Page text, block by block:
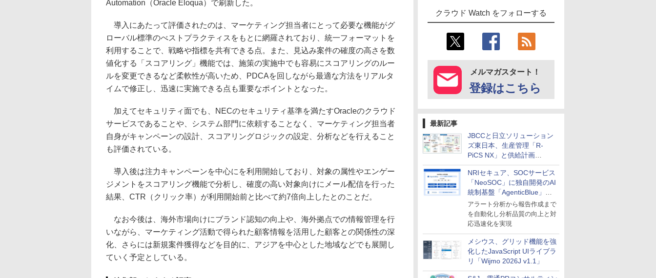
クラウド Watch をフォローする
メルマガスタート！
登録はこちら
最新記事
JBCCと日立ソリューション
ズ東日本、生産管理「R-
PiCS NX」と供給計画
「scSQUARE ISP」の連携サ
ービスを提供開始
NRIセキュア、SOCサービス
「NeoSOC」に独自開発のAI
統制基盤「AgenticBlue」を
導入
アラート分析から報告作成まで
を自動化し分析品質の向上と対
応迅速化を実現
メシウス、グリッド機能を強
化したJavaScript UIライブラ
リ「Wijmo 2026J v1.1」
Automation（Oracle Eloqua）で刷新した。
導入にあたって評価されたのは、マーケティング担当者にとって必要な機能がグ
ローバル標準のべストプラクティスをもとに網羅されており、統一フォーマットを
利用することで、戦略や指標を共有できる点。また、見込み案件の確度の高さを数
値化する「スコアリング」機能では、施策の実施中でも容易にスコアリングのルー
ルを変更できるなど柔軟性が高いため、PDCAを回しながら最適な方法をリアルタ
イムで修正し、迅速に実施できる点も重要なポイントとなった。
加えてセキュリティ面でも、NECのセキュリティ基準を満たすOracleのクラウド
サービスであることや、システム部門に依頼することなく、マーケティング担当者
自身がキャンペーンの設計、スコアリングロジックの設定、分析などを行えること
も評価されている。
導入後は注力キャンペーンを中心にを利用開始しており、対象の属性やエンゲー
ジメントをスコアリング機能で分析し、確度の高い対象向けにメール配信を行った
結果、CTR（クリック率）が利用開始前と比べて約7倍向上したとのことだ。
なお今後は、海外市場向けにブランド認知の向上や、海外拠点での情報管理を行
いながら、マーケティング活動で得られた顧客情報を活用した顧客との関係性の深
化、さらには新規案件獲得などを目的に、アジアを中心とした地域などでも展開し
ていく予定としている。